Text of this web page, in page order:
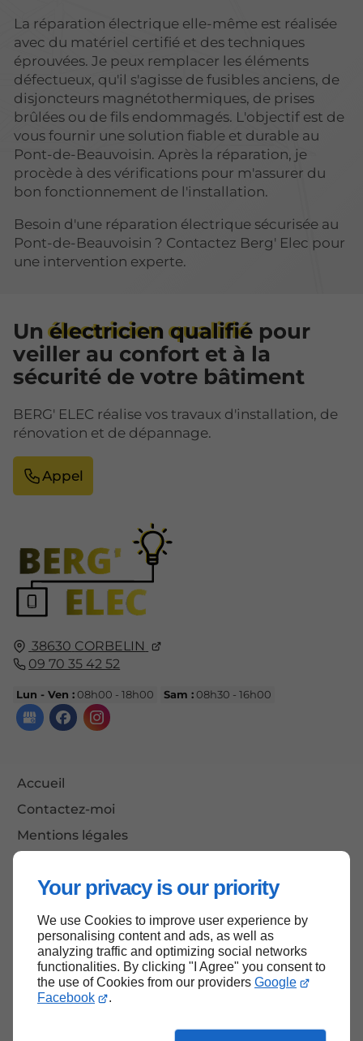
Your privacy is our priority
We use Cookies to improve user experience by
personalising content and ads, as well as
analyzing traffic and optimizing social networks
functionalities. By clicking "I Agree" you consent to
the use of Cookies from our providers Google
Facebook
.
La réparation électrique elle-même est réalisée
avec du matériel certifié et des techniques
éprouvées. Je peux remplacer les éléments
défectueux, qu'il s'agisse de fusibles anciens, de
disjoncteurs magnétothermiques, de prises
brûlées ou de fils endommagés. L'objectif est de
vous fournir une solution fiable et durable au
Pont-de-Beauvoisin. Après la réparation, je
procède à des vérifications pour m'assurer du
bon fonctionnement de l'installation.
Besoin d'une réparation électrique sécurisée au
Pont-de-Beauvoisin ? Contactez Berg' Elec pour
une intervention experte.
38630 CORBELIN
09 70 35 42 52
Lun - Ven : 08h00 - 18h00 Sam : 08h30 - 16h00
Accueil
Contactez-moi
Mentions légales
Unélectricien qualifié pour
veiller au confort et à la
sécurité de votre bâtiment
BERG' ELEC réalise vos travaux d'installation, de
rénovation et de dépannage.
Appel
Haut de page